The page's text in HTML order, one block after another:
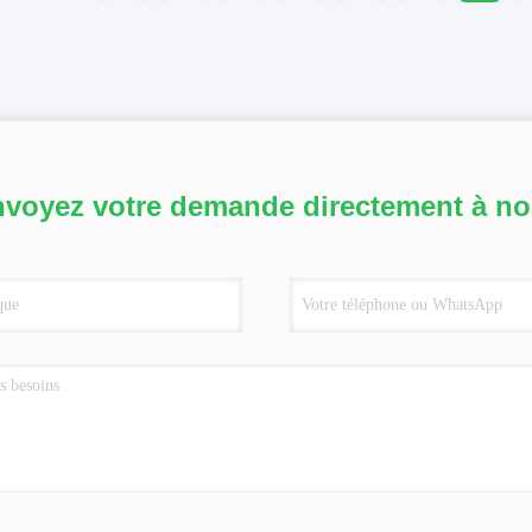
votre demande directement à